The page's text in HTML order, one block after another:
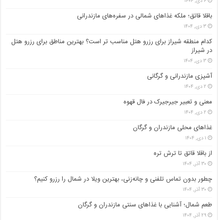
باقلا قاتق؛ ملکه غذاهای شمالی در سفره‌های مازندرانی
۳ دی, ۱۴۰۴
کدام منطقه شیراز برای رزرو هتل مناسب ‌تر است؟ بهترین مناطق برای رزرو هتل
در شیراز
۳ دی, ۱۴۰۴
آشپزی مازندرانی و گرگانی
۲ دی, ۱۴۰۴
معنی و تعبیر جیرجیرک در فال قهوه
۲ دی, ۱۴۰۴
غذاهای محلی مازندران و گرگان
۱ دی, ۱۴۰۴
از باقلا قاتق تا ترش تره
۳۰ آذر, ۱۴۰۴
چطور بدون تماس تلفنی و چانه‌زنی، بهترین ویلا در شمال را رزرو کنیم؟
۳۰ آذر, ۱۴۰۴
طعم شمال؛ آشنایی با غذاهای سنتی مازندران و گرگان
۲۹ آذر, ۱۴۰۴